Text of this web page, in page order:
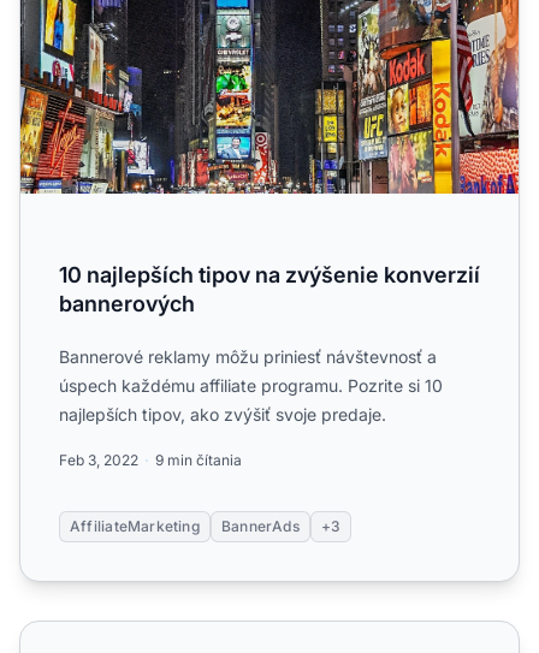
10 najlepších tipov na zvýšenie konverzií
bannerových
Bannerové reklamy môžu priniesť návštevnosť a
úspech každému affiliate programu. Pozrite si 10
najlepších tipov, ako zvýšiť svoje predaje.
Feb 3, 2022 9 min čítania
AffiliateMarketing BannerAds +3
Čo je banner v marketingu? + Vysvetlenie formátov